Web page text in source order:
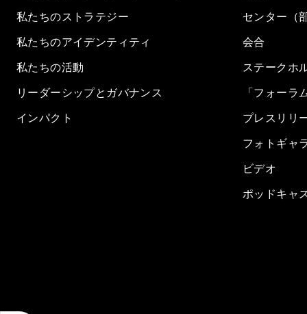
私たちのストラテジー
私たちのアイデンティティ
私たちの活動
リーダーシップとガバナンス
インパクト
センター（
会合
ステークホ
「フォーラ
プレスリリ
フォトギャ
ビデオ
ポッドキャ